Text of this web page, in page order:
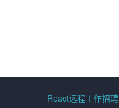
React远程工作招聘